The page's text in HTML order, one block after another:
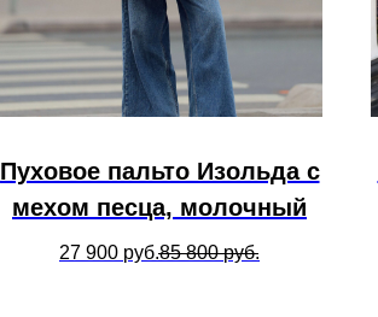
Пуховое пальто Изольда с
мехом песца, молочный
27 900 руб.85 800 руб.